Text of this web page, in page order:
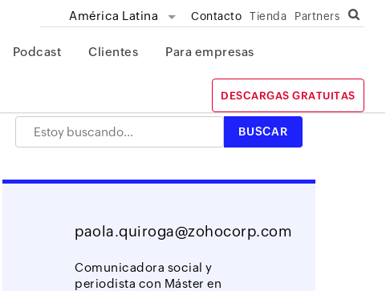
América Latina Contacto Tienda Partners
Podcast Clientes Para empresas
DESCARGAS GRATUITAS
paola.quiroga@zohocorp.com
Comunicadora social y
periodista con Máster en